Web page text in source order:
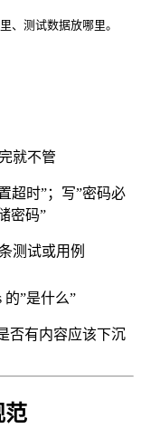
、测试数据放哪里。
就不管
超时”；写”密码必
密码”
测试或用例
的”是什么”
否有内容应该下沉
范